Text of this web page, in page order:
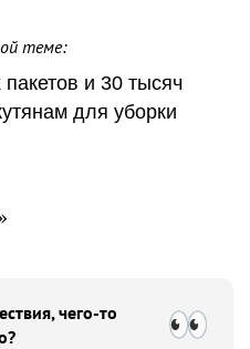
теме:
и 30 тысяч
для уборки
чего-то